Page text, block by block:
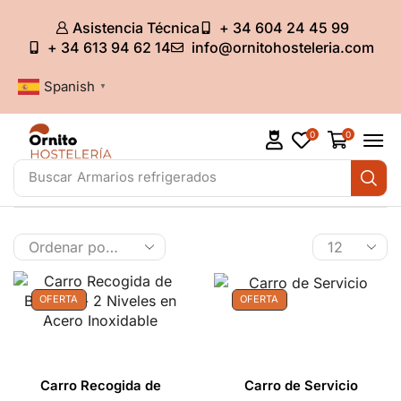
Asistencia Técnica
+ 34 604 24 45 99
+ 34 613 94 62 14
info@ornitohosteleria.com
Spanish ▼
Buscar Armarios refrigerados
0 0
OFERTA
Carro Recogida de
OFERTA
Carro de Servicio